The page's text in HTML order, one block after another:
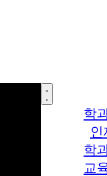
학
인
학
교